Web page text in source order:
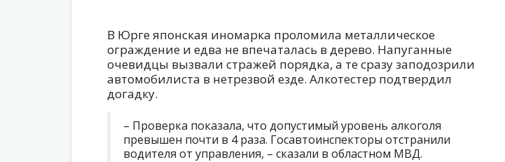
В Юрге японская иномарка проломила металлическое
ограждение и едва не впечаталась в дерево. Напуганные
очевидцы вызвали стражей порядка, а те сразу заподозрили
автомобилиста в нетрезвой езде. Алкотестер подтвердил
догадку.
– Проверка показала, что допустимый уровень алкоголя
превышен почти в 4 раза. Госавтоинспекторы отстранили
водителя от управления, – сказали в областном МВД.